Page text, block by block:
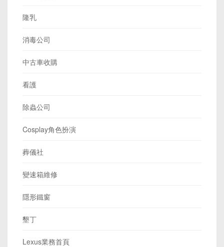
隆乳
消毒公司
中古車收購
看護
除蟲公司
Cosplay角色扮演
葬儀社
變速箱維修
隱形鐵窗
墾丁
Lexus業務首頁